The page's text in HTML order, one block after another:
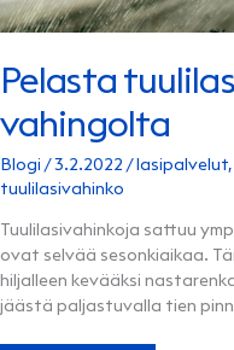
Pelasta
vahingolta
Blogi /3.2.2022 /lasipalvelut,
tuulilasivahinko
Tuulilasivahinkoja sattuu
ovat selvää sesonkiaikaa.
hiljalleen kevääksi
jäästä paljastuvalla tien